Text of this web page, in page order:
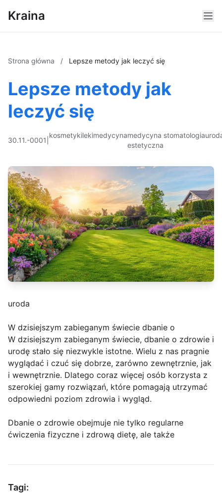
Kraina
Strona główna / Lepsze metody jak leczyć się
Lepsze metody jak
leczyć się
30.11.-0001
kosmetykilekimedycynamedycyna
estetyczna
stomatologia
uroda
W dzisiejszym zabieganym świecie dbanie o
W dzisiejszym zabieganym świecie, dbanie o zdrowie i
urodę stało się niezwykle istotne. Wielu z nas pragnie
wyglądać i czuć się dobrze, zarówno zewnętrznie, jak
i wewnętrznie. Dlatego coraz więcej osób korzysta z
szerokiej gamy rozwiązań, które pomagają utrzymać
odpowiedni poziom zdrowia i wygląd.
Dbanie o zdrowie obejmuje nie tylko regularne
ćwiczenia fizyczne i zdrową dietę, ale także
Tagi: